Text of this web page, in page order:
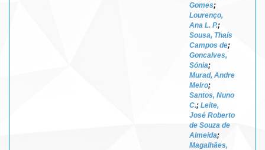
Gomes;
Lourenço,
Ana L. P.;
Sousa, Thaís
Campos de;
Goncalves,
Sónia;
Murad, Andre
Melro;
Santos, Nuno
C.; Leite,
José Roberto
de Souza de
Almeida;
Magalhães,